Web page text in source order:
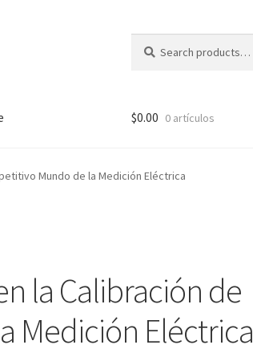
for:
$0.00 0 artículos
Mundo de la Medición Eléctrica
la Calibración de
Medición Eléctrica